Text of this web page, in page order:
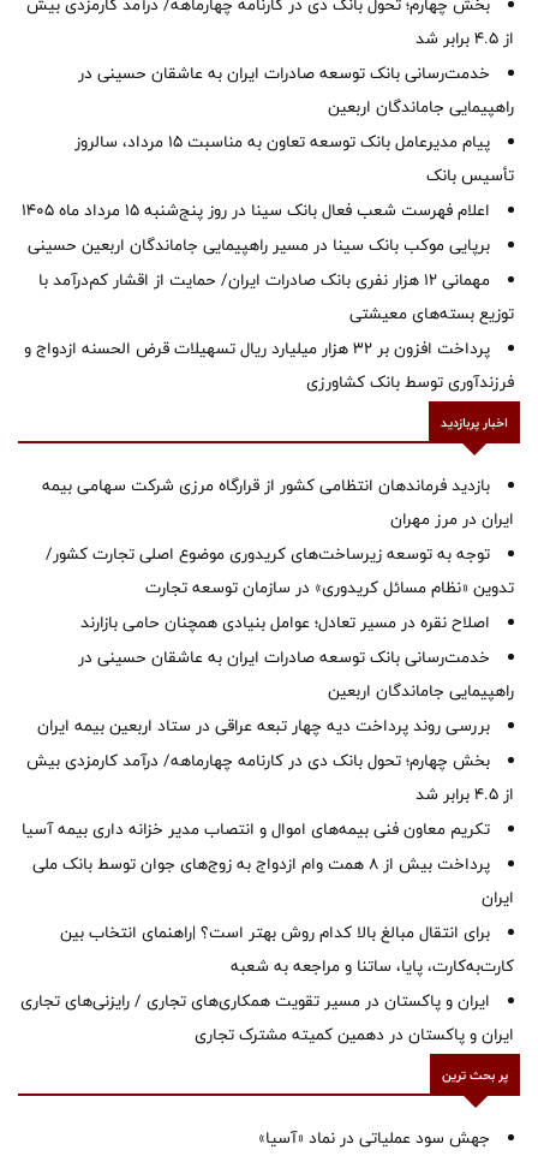
از ۴.۵ برابر شد
خدمت‌رسانی بانک توسعه صادرات ایران به عاشقان حسینی در
راهپیمایی جاماندگان اربعین
پیام مدیرعامل بانک توسعه تعاون به مناسبت 15 مرداد، سالروز
تأسیس بانک
اعلام فهرست شعب فعال بانک سینا در روز پنج‌شنبه 15 مرداد ماه 1405
برپایی موکب بانک سینا در مسیر راهپیمایی جاماندگان اربعین حسینی
مهمانی ۱۲ هزار نفری بانک صادرات ایران/ حمایت از اقشار کم‌درآمد با
توزیع بسته‌های معیشتی
پرداخت افزون بر 32 هزار میلیارد ریال تسهیلات قرض الحسنه ازدواج و
فرزندآوری توسط بانک کشاورزی
اخبار پربازدید
بازدید فرماندهان انتظامی کشور از قرارگاه مرزی شرکت سهامی بیمه
ایران در مرز مهران
توجه به توسعه زیرساخت‌های کریدوری موضوع اصلی تجارت کشور/
تدوین «نظام مسائل کریدوری» در سازمان توسعه تجارت
اصلاح نقره در مسیر تعادل؛ عوامل بنیادی همچنان حامی بازارند
خدمت‌رسانی بانک توسعه صادرات ایران به عاشقان حسینی در
راهپیمایی جاماندگان اربعین
بررسی روند پرداخت دیه چهار تبعه عراقی در ستاد اربعین بیمه ایران
بخش چهارم؛ تحول بانک دی در کارنامه چهارماهه/ درآمد کارمزدی بیش
از ۴.۵ برابر شد
تکریم معاون فنی بیمه‌های اموال و انتصاب مدیر خزانه داری بیمه آسیا
پرداخت بیش از ۸ همت وام ازدواج به زوج‌های جوان توسط بانک ملی
ایران
برای انتقال مبالغ بالا کدام روش بهتر است؟ |راهنمای انتخاب بین
کارت‌به‌کارت، پایا، ساتنا و مراجعه به شعبه
ایران و پاکستان در مسیر تقویت همکاری‌های تجاری / رایزنی‌های تجاری
ایران و پاکستان در دهمین کمیته مشترک تجاری
پر بحث ترین
جهش سود عملیاتی در نماد «آسیا»